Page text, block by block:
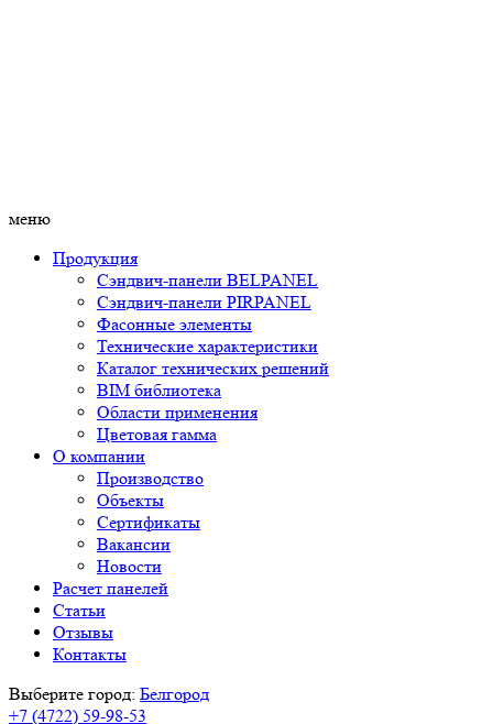
меню
Продукция
Сэндвич-панели BELPANEL
Сэндвич-панели PIRPANEL
Фасонные элементы
Технические характеристики
Каталог технических решений
BIM библиотека
Области применения
Цветовая гамма
О компании
Производство
Объекты
Сертификаты
Вакансии
Новости
Расчет панелей
Статьи
Отзывы
Контакты
Выберите город: Белгород
+7 (4722) 59-98-53